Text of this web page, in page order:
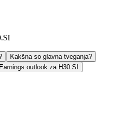
Kakšna so glavna tveganja?
Earnings outlook za H30.SI